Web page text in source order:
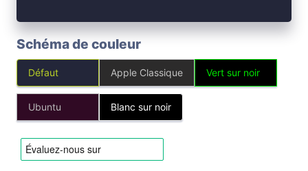
Schéma de couleur
Défaut Apple Classique Vert sur noir
Ubuntu Blanc sur noir